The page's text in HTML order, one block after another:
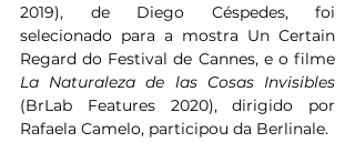
2019), de Diego Céspedes, foi
selecionado para a mostra Un Certain
Regard do Festival de Cannes, e o filme
La Naturaleza de las Cosas Invisibles
(BrLab Features 2020), dirigido por
Rafaela Camelo, participou da Berlinale.